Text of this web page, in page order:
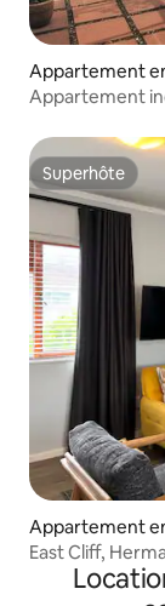
Appartement
Appartement
Superhôte
Superhôte
Appartement
East Cliff,